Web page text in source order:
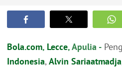
Bola.com, Lecce, Apulia -
Indonesia, Alvin Sariaatmadja